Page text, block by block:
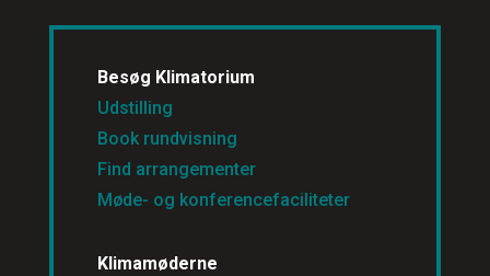
Besøg Klimatorium
Udstilling
Book rundvisning
Find arrangementer
Møde- og konferencefaciliteter
Klimamøderne